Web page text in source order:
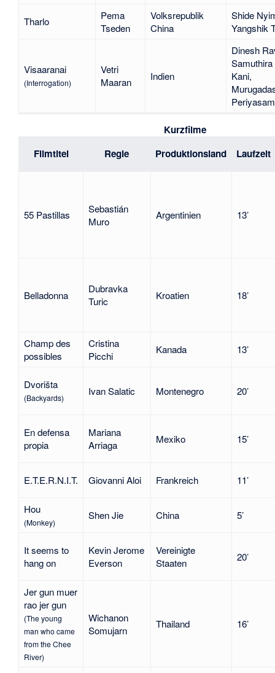
Tharlo
Pema
Tseden
Volksrepublik
China
Shide
Yangshik
Visaaranai
(Interrogation)
Vetri
Maaran
Indien
Dinesh
Samuthira
Kani,
Kurzfilme
Filmtitel
Regie Produktionsland Laufzeit
55 Pastillas
Sebastián
Muro
Argentinien 13’
Belladonna
Dubravka
Turic
Kroatien 18’
Champ des
possibles
Cristina
Picchi
Kanada 13’
Dvorišta
(Backyards)
Ivan Salatic Montenegro 20’
En defensa
propia
Mariana
Arriaga
Mexiko 15’
E.T.E.R.N.I.T. Giovanni Aloi Frankreich 11’
Hou
(Monkey)
Shen Jie China 5’
It seems to
hang on
Kevin Jerome
Everson
Vereinigte
Staaten
20’
Jer gun muer
rao jer gun
(The young
man who came
from the Chee
River)
Wichanon
Somujarn
Thailand 16’